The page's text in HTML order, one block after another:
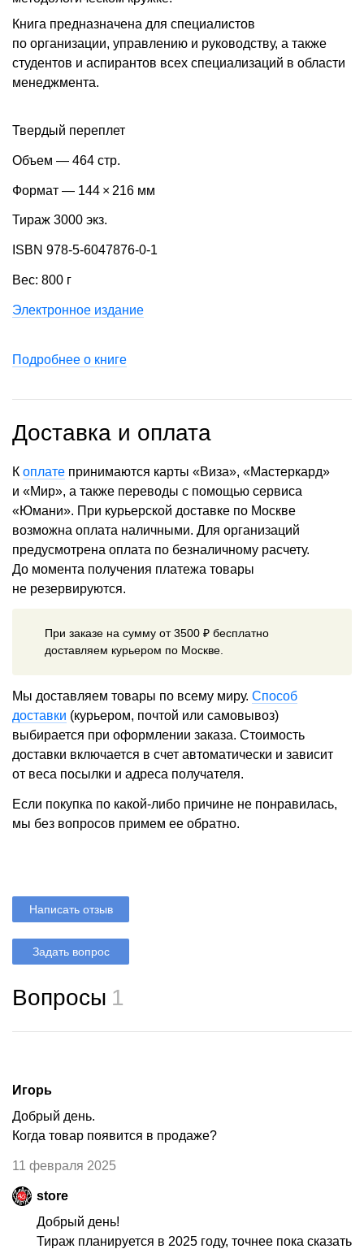
Книга предназначена для специалистов
по организации, управлению и руководству, а также
студентов и аспирантов всех специализаций в области
менеджмента.
Твердый переплет
Объем — 464 стр.
Формат — 144 × 216 мм
Тираж 3000 экз.
ISBN 978-5-6047876-0-1
Вес: 800 г
Электронное издание
Подробнее о книге
Доставка и оплата
К оплате принимаются карты «Виза», «Мастеркард»
и «Мир», а также переводы с помощью сервиса
«Юмани». При курьерской доставке по Москве
возможна оплата наличными. Для организаций
предусмотрена оплата по безналичному расчету.
До момента получения платежа товары
не резервируются.
При заказе на сумму от 3500 ₽ бесплатно
доставляем курьером по Москве.
Мы доставляем товары по всему миру. Способ
доставки (курьером, почтой или самовывоз)
выбирается при оформлении заказа. Стоимость
доставки включается в счет автоматически и зависит
от веса посылки и адреса получателя.
Если покупка по какой-либо причине не понравилась,
мы без вопросов примем ее обратно.
Написать отзыв
Задать вопрос
Вопросы 1
Игорь
Добрый день.
Когда товар появится в продаже?
11 февраля 2025
store
Добрый день!
Тираж планируется в 2025 году, точнее пока сказать